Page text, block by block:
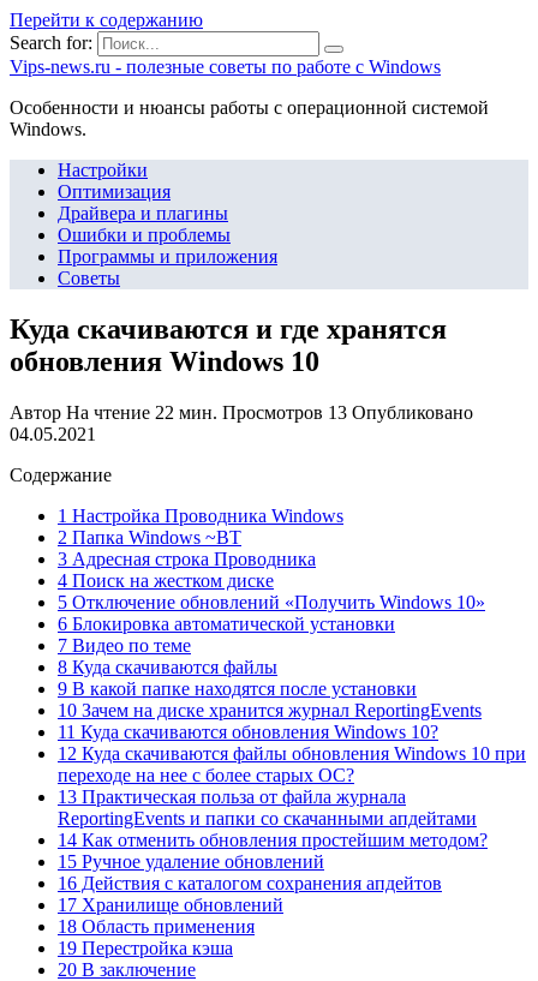
Перейти к содержанию
Search for:
Vips-news.ru - полезные советы по работе с Windows
Особенности и нюансы работы с операционной системой
Windows.
Настройки
Оптимизация
Драйвера и плагины
Ошибки и проблемы
Программы и приложения
Советы
Куда скачиваются и где хранятся
обновления Windows 10
Автор На чтение 22 мин. Просмотров 13 Опубликовано
04.05.2021
Содержание
1 Настройка Проводника Windows
2 Папка Windows ~BT
3 Адресная строка Проводника
4 Поиск на жестком диске
5 Отключение обновлений «Получить Windows 10»
6 Блокировка автоматической установки
7 Видео по теме
8 Куда скачиваются файлы
9 В какой папке находятся после установки
10 Зачем на диске хранится журнал ReportingEvents
11 Куда скачиваются обновления Windows 10?
12 Куда скачиваются файлы обновления Windows 10 при
переходе на нее с более старых ОС?
13 Практическая польза от файла журнала
ReportingEvents и папки со скачанными апдейтами
14 Как отменить обновления простейшим методом?
15 Ручное удаление обновлений
16 Действия с каталогом сохранения апдейтов
17 Хранилище обновлений
18 Область применения
19 Перестройка кэша
20 В заключение